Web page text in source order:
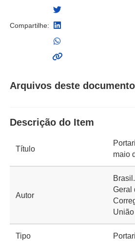
Compartilhe:
Arquivos deste documento
Descrição do Item
Título
maio
Autor
Geral
Tipo